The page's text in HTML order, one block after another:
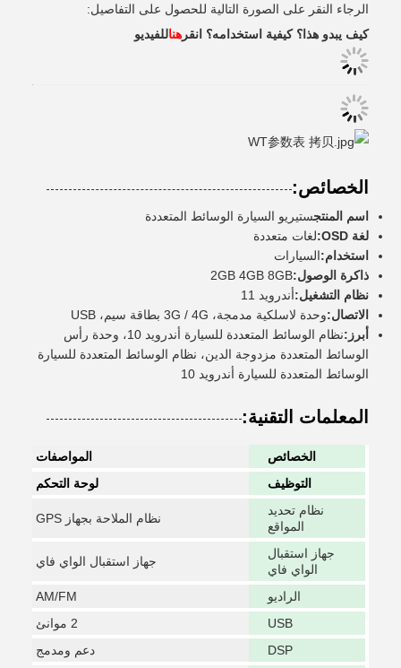
الرجاء النقر على الصورة التالية للحصول على التفاصيل:
كيف يبدو هذا؟ كيفية استخدامه؟ انقر هناللفيديو
الخصائص:
اسم المنتجستيريو السيارة الوسائط المتعددة
لغة OSD:
لغات متعددة
استخدام:السيارات
ذاكرة الوصول:2GB 4GB 8GB
نظام التشغيل:أندرويد 11
الاتصال:وحدة لاسلكية مدمجة، 3G / 4G بطاقة سيم، USB
أبرز:
نظام الوسائط المتعددة للسيارة أندرويد 10، وحدة رأس
الوسائط المتعددة مزدوجة الدين، نظام الوسائط المتعددة للسيارة
الوسائط المتعددة للسيارة أندرويد 10
المعلمات التقنية:
الخصائص
المواصفات
التوظيف
لوحة التحكم
نظام تحديد
المواقع
نظام الملاحة بجهاز GPS
جهاز استقبال
الواي فاي
جهاز استقبال الواي فاي
الراديو
AM/FM
USB
2 موانئ
DSP
دعم ومدمج